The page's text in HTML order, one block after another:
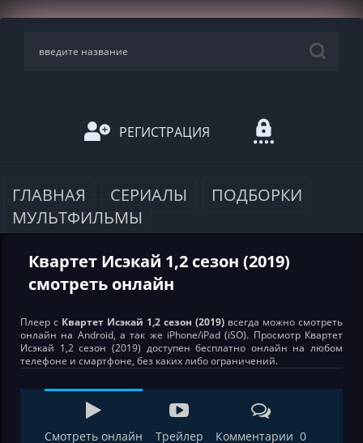
РЕГИСТРАЦИЯ
ГЛАВНАЯ СЕРИАЛЫ
ПОДБОРКИ
МУЛЬТФИЛЬМЫ
Квартет Исэкай 1,2 сезон (2019)
смотреть онлайн
Плеер с Квартет Исэкай 1,2 сезон (2019) всегда можно смотреть
онлайн на Android, а так же iPhone/iPad (iSO). Просмотр Квартет
Исэкай 1,2 сезон (2019) доступен бесплатно онлайн на любом
телефоне и смартфоне, без каких либо ограничений.
Смотреть онлайн Трейлер Комментарии 0